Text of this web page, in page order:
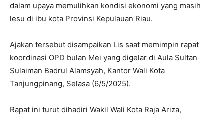
dalam upaya memulihkan kondisi ekonomi yang masih
lesu di ibu kota Provinsi Kepulauan Riau.
Ajakan tersebut disampaikan Lis saat memimpin rapat
koordinasi OPD bulan Mei yang digelar di Aula Sultan
Sulaiman Badrul Alamsyah, Kantor Wali Kota
Tanjungpinang, Selasa (6/5/2025).
Rapat ini turut dihadiri Wakil Wali Kota Raja Ariza,